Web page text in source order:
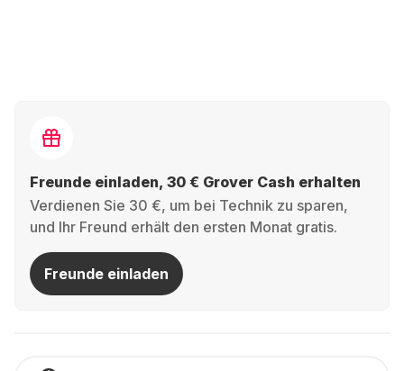
Freunde einladen, 30 € Grover Cash erhalten
Verdienen Sie 30 €, um bei Technik zu sparen,
und Ihr Freund erhält den ersten Monat gratis.
Freunde einladen